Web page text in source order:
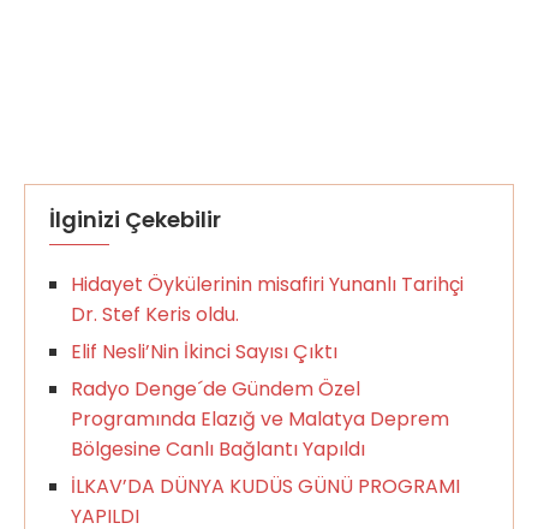
İlginizi Çekebilir
Hidayet Öykülerinin misafiri Yunanlı Tarihçi
Dr. Stef Keris oldu.
Elif Nesli’Nin İkinci Sayısı Çıktı
Radyo Denge´de Gündem Özel
Programında Elazığ ve Malatya Deprem
Bölgesine Canlı Bağlantı Yapıldı
İLKAV’DA DÜNYA KUDÜS GÜNÜ PROGRAMI
YAPILDI